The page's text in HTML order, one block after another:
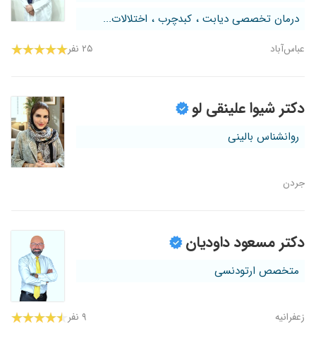
درمان تخصصی دیابت ، کبدچرب ، اختلالات...
عباس‌آباد ۲۵ نفر
دکتر شیوا علینقی لو
روانشناس بالینی
جردن
دکتر مسعود داودیان
متخصص ارتودنسی
زعفرانیه ۹ نفر